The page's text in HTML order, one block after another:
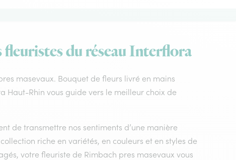
du réseau Interflora
masevaux. Bouquet de fleurs livré en mains
Haut-Rhin vous guide vers le meilleur choix de
de transmettre nos sentiments d’une manière
riche en variétés, en couleurs et en styles de
votre fleuriste de Rimbach pres masevaux vous